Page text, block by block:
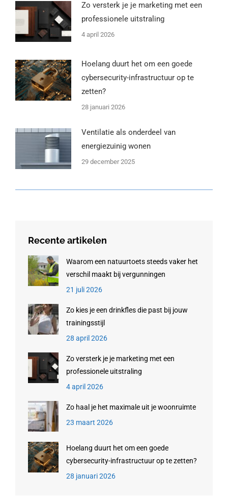
Zo versterk je je marketing met een
professionele uitstraling
4 april 2026
Hoelang duurt het om een goede
cybersecurity-infrastructuur op te
zetten?
28 januari 2026
Ventilatie als onderdeel van
energiezuinig wonen
29 december 2025
Recente artikelen
Waarom een natuurtoets steeds vaker het
verschil maakt bij vergunningen
21 juli 2026
Zo kies je een drinkfles die past bij jouw
trainingsstijl
28 april 2026
Zo versterk je je marketing met een
professionele uitstraling
4 april 2026
Zo haal je het maximale uit je woonruimte
23 maart 2026
Hoelang duurt het om een goede
cybersecurity-infrastructuur op te zetten?
28 januari 2026